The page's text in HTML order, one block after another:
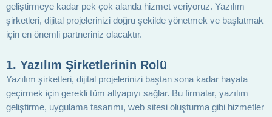
geliştirmeye kadar pek çok alanda hizmet veriyoruz. Yazılım
şirketleri, dijital projelerinizi doğru şekilde yönetmek ve başlatmak
için en önemli partneriniz olacaktır.
1. Yazılım Şirketlerinin Rolü
Yazılım şirketleri, dijital projelerinizi baştan sona kadar hayata
geçirmek için gerekli tüm altyapıyı sağlar. Bu firmalar, yazılım
geliştirme, uygulama tasarımı, web sitesi oluşturma gibi hizmetler